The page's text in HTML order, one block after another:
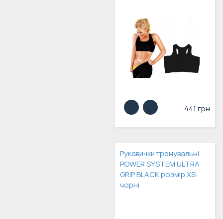
441 грн
Рукавички тренувальні
POWER SYSTEM ULTRA
GRIP BLACK розмір XS
чорні